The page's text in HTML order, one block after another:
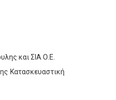
και ΣΙΑ Ο.Ε.
Κατασκευαστική